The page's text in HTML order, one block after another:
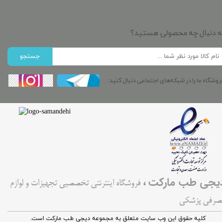
طب مارکت، فروشگاه اینترنتی تخصصیی تجهیزات و لوازم
پزشکی
کليه حقوق اين وب سایت متعلق به مجموعه دیجی طب مارکت است.
دنبال چه محصولی هستید؟
جستجو
ما را در شبکه‌های اجتماعی دنبال کنید: